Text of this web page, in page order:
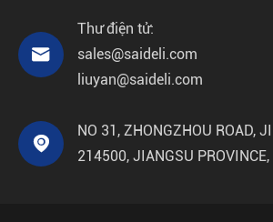

Thư điện tử:
sales@saideli.com
liuyan@saideli.com

NO 31, ZHONGZHOU ROAD,
214500, JIANGSU